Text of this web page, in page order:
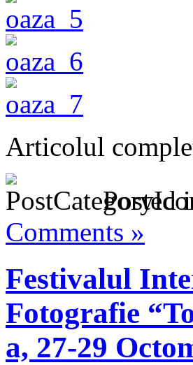
Articolul
Posted
Comments »
Festivalul
Fotografie
a, 27-29